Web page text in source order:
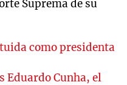
Suprema de su
como presidenta
Eduardo Cunha, el